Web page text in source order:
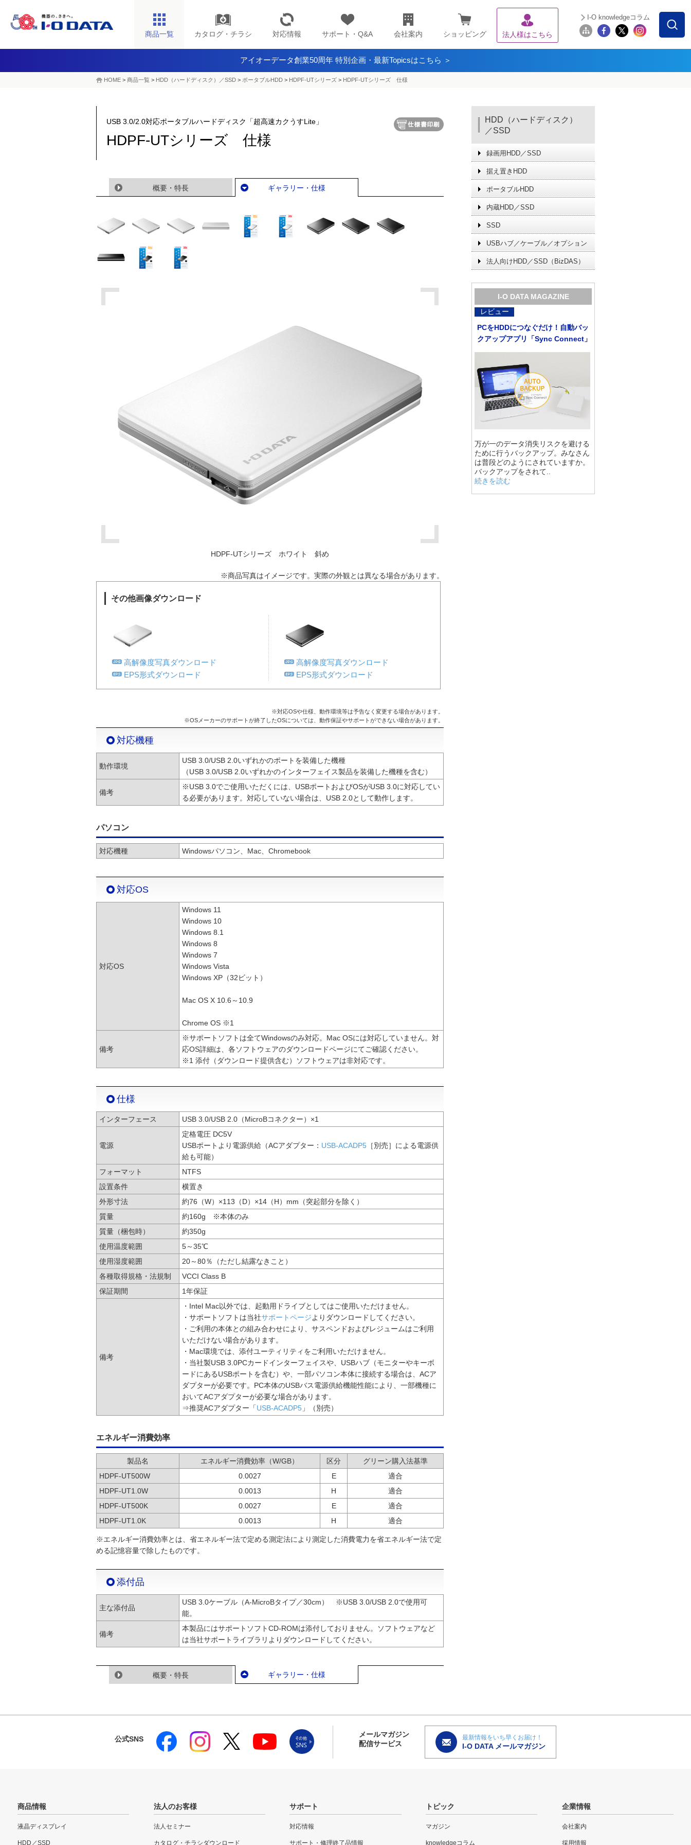
商品一覧 カタログ・チラシ 対応情報 サポート・Q&A 会社案内 ショッピング 法人様はこちら
I-O knowledgeコラム
アイオーデータ創業50周年 特別企画・最新Topicsはこちら ＞
HOME > 商品一覧 > HDD（ハードディスク）／SSD > ポータブルHDD > HDPF-UTシリーズ > HDPF-UTシリーズ 仕様
USB 3.0/2.0対応ポータブルハードディスク「超高速カクうすLite」
HDPF-UTシリーズ 仕様
概要・特長 ギャラリー・仕様
HDPF-UTシリーズ ホワイト 斜め
※商品写真はイメージです。実際の外観とは異なる場合があります。
その他画像ダウンロード
高解像度写真ダウンロード
EPS形式ダウンロード
高解像度写真ダウンロード
EPS形式ダウンロード
※対応OSや仕様、動作環境等は予告なく変更する場合があります。
※OSメーカーのサポートが終了したOSについては、動作保証やサポートができない場合があります。
対応機種
動作環境
USB 3.0/USB 2.0いずれかのポートを装備した機種
（USB 3.0/USB 2.0いずれかのインターフェイス製品を装備した機種を含む）
備考
※USB 3.0でご使用いただくには、USBポートおよびOSがUSB 3.0に対応してい
る必要があります。対応していない場合は、USB 2.0として動作します。
パソコン
対応機種 Windowsパソコン、Mac、Chromebook
対応OS
対応OS
Windows 11
Windows 10
Windows 8.1
Windows 8
Windows 7
Windows Vista
Windows XP（32ビット）
Mac OS X 10.6～10.9
Chrome OS ※1
備考
※サポートソフトは全てWindowsのみ対応。Mac OSには対応していません。対
応OS詳細は、各ソフトウェアのダウンロードページにてご確認ください。
※1 添付（ダウンロード提供含む）ソフトウェアは非対応です。
仕様
インターフェース USB 3.0/USB 2.0（MicroBコネクター）×1
電源
定格電圧 DC5V
USBポートより電源供給（ACアダプター： USB-ACADP5 ［別売］による電源供
給も可能）
フォーマット
NTFS
設置条件
横置き
外形寸法
約76（W）×113（D）×14（H）mm（突起部分を除く）
質量
約160g ※本体のみ
質量（梱包時）
約350g
使用温度範囲
5～35℃
使用湿度範囲
20～80％（ただし結露なきこと）
各種取得規格・法規制
VCCI Class B
保証期間
1年保証
備考
・Intel Mac以外では、起動用ドライブとしてはご使用いただけません。
・サポートソフトは当社サポートページよりダウンロードしてください。
・ご利用の本体との組み合わせにより、サスペンドおよびレジュームはご利用
いただけない場合があります。
・Mac環境では、添付ユーティリティをご利用いただけません。
・当社製USB 3.0PCカードインターフェイスや、USBハブ（モニターやキーボ
ードにあるUSBポートを含む）や、一部パソコン本体に接続する場合は、ACア
ダプターが必要です。PC本体のUSBバス電源供給機能性能により、一部機種に
おいてACアダプターが必要な場合があります。
⇒推奨ACアダプター「USB-ACADP5 」（別売）
エネルギー消費効率
製品名 エネルギー消費効率（W/GB） 区分
グリーン購入法基準
HDPF-UT500W
0.0027 E
適合
HDPF-UT1.0W
0.0013 H
適合
HDPF-UT500K
0.0027 E
適合
HDPF-UT1.0K
0.0013 H 適合
※エネルギー消費効率とは、省エネルギー法で定める測定法により測定した消費電力を省エネルギー法で定
める記憶容量で除したものです。
添付品
主な添付品
USB 3.0ケーブル（A-MicroBタイプ／30cm） ※USB 3.0/USB 2.0で使用可
能。
備考
本製品にはサポートソフトCD-ROMは添付しておりません。ソフトウェアなど
は当社サポートライブラリよりダウンロードしてください。
概要・特長 ギャラリー・仕様
HDD（ハードディスク）
／SSD
録画用HDD／SSD
据え置きHDD
ポータブルHDD
内蔵HDD／SSD
SSD
USBハブ／ケーブル／オプション
法人向けHDD／SSD（BizDAS）
I-O DATA MAGAZINE
レビュー
PCをHDDにつなぐだけ！自動バッ
クアップアプリ「Sync Connect」
万が一のデータ消失リスクを避ける
ために行うバックアップ。みなさん
は普段どのようにされていますか。
バックアップをされて..
続きを読む
公式SNS
メールマガジン
配信サービス
最新情報をいち早くお届け！
I-O DATA メールマガジン
商品情報
液晶ディスプレイ
HDD／SSD
法人のお客様
法人セミナー
カタログ・チラシダウンロード
サポート
対応情報
サポート・修理終了品情報
トピック
マガジン
knowledgeコラム
企業情報
会社案内
採用情報